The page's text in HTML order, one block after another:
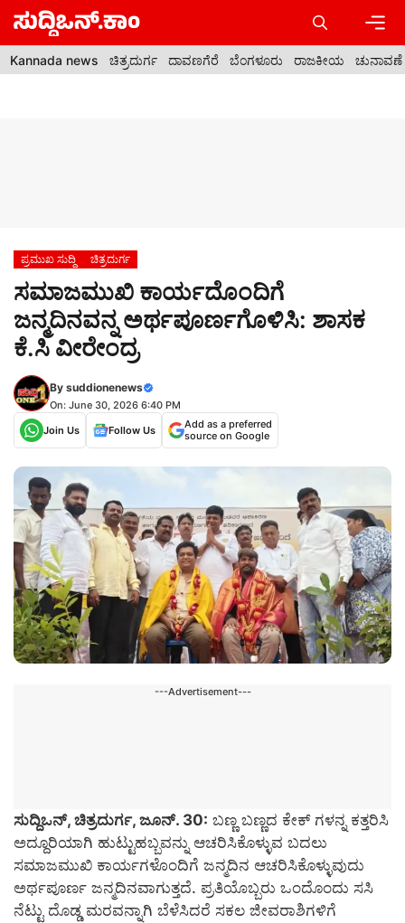
Skip
content
Kannada news ಚಿತ್ರದುರ್ಗ ದಾವಣಗೆರೆ ಬೆಂಗಳೂರು ರಾಜಕೀಯ ಚುನಾವಣೆ
ಪ್ರಮುಖ ಸುದ್ದಿ ಚಿತ್ರದುರ್ಗ
ಸಮಾಜಮುಖಿ ಕಾರ್ಯದೊಂದಿಗೆ
ಜನ್ಮದಿನವನ್ನ ಅರ್ಥಪೂರ್ಣಗೊಳಿಸಿ: ಶಾಸಕ
ಕೆ.ಸಿ ವೀರೇಂದ್ರ
By suddionenews
On: June 30, 2026 6:40 PM
Join Us
Follow Us
Add as a preferred
source on Google
---Advertisement---
ಸುದ್ದಿಒನ್, ಚಿತ್ರದುರ್ಗ, ಜೂನ್. 30: ಬಣ್ಣ ಬಣ್ಣದ ಕೇಕ್ ಗಳನ್ನ ಕತ್ತರಿಸಿ
ಅದ್ದೂರಿಯಾಗಿ ಹುಟ್ಟುಹಬ್ಬವನ್ನು ಆಚರಿಸಿಕೊಳ್ಳುವ ಬದಲು
ಸಮಾಜಮುಖಿ ಕಾರ್ಯಗಳೊಂದಿಗೆ ಜನ್ಮದಿನ ಆಚರಿಸಿಕೊಳ್ಳುವುದು
ಅರ್ಥಪೂರ್ಣ ಜನ್ಮದಿನವಾಗುತ್ತದೆ. ಪ್ರತಿಯೊಬ್ಬರು ಒಂದೊಂದು ಸಸಿ
ನೆಟ್ಟು ದೊಡ್ಡ ಮರವನ್ನಾಗಿ ಬೆಳೆಸಿದರೆ ಸಕಲ ಜೀವರಾಶಿಗಳಿಗೆ